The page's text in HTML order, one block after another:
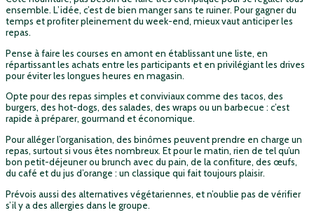
ensemble. L’idée, c’est de bien manger sans te ruiner. Pour gagner du
temps et profiter pleinement du week-end, mieux vaut anticiper les
repas.
Pense à faire les courses en amont en établissant une liste, en
répartissant les achats entre les participants et en privilégiant les drives
pour éviter les longues heures en magasin.
Opte pour des repas simples et conviviaux comme des tacos, des
burgers, des hot-dogs, des salades, des wraps ou un barbecue : c’est
rapide à préparer, gourmand et économique.
Pour alléger l’organisation, des binômes peuvent prendre en charge un
repas, surtout si vous êtes nombreux. Et pour le matin, rien de tel qu’un
bon petit-déjeuner ou brunch avec du pain, de la confiture, des œufs,
du café et du jus d’orange : un classique qui fait toujours plaisir.
Prévois aussi des alternatives végétariennes, et n’oublie pas de vérifier
s’il y a des allergies dans le groupe.